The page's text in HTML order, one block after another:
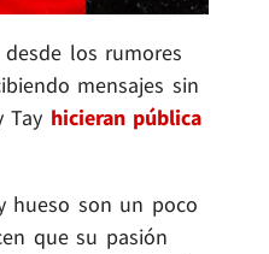
los rumores
mensajes sin
Tay hicieran pública
hueso son un poco
que su pasión